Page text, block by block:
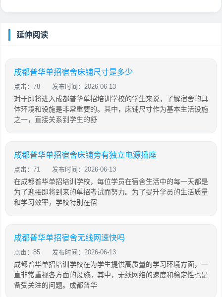
延伸阅读
成都普华单招宿舍床铺尺寸是多少
点击：78 发布时间：2026-06-13
对于即将进入成都普华单招培训学校的学生来说，了解宿舍的具
体环境和设施是非常重要的。其中，床铺尺寸作为基本生活设施
之一，直接关系到学生的舒
成都普华单招宿舍床铺旁有独立电源插座
点击：71 发布时间：2026-06-13
在成都普华单招培训学校，每位学员在宿舍生活中的每一天都是
为了迎接即将到来的单招考试而努力。为了提升学员的生活质量
和学习效率，学校特别在宿
成都普华单招宿舍无线网速快吗
点击：85 发布时间：2026-06-13
成都普华单招培训学校在为学生提供高质量的学习环境方面，一
直非常重视各方面的设施。其中，无线网络的速度和稳定性也是
备受关注的问题。成都普华